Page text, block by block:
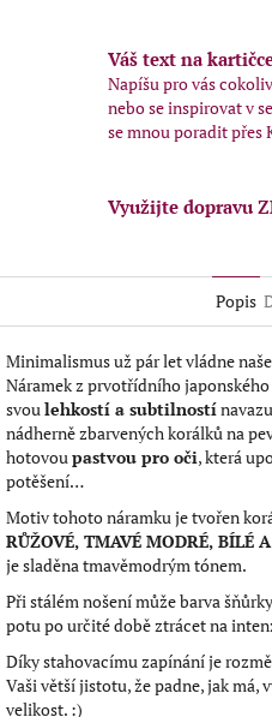
Váš text na
Napíšu pro vás
nebo se inspirovat v
se mnou poradit přes
Využijte dopravu
Popis
Minimalismus už pár let vládne
Náramek z prvotřídního
svoulehkostí a subtilností
nádherně zbarvených korálků na
hotovoupastvou pro oči, která
potěšení…
Motiv tohoto náramku je tvořen
RŮŽOVÉ, TMAVÉ MODRÉ, BÍLÉ A
je sladěna tmavěmodrým tónem.
Při stálém nošení může barva
potu po určité době ztrácet na
Díky stahovacímu zapínání je
Vaši větší jistotu, že padne, jak
velikost. :)